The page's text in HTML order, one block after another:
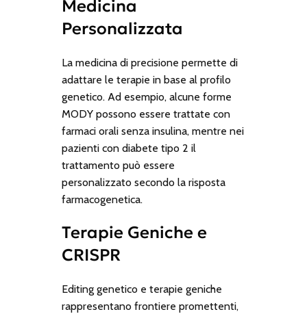
Medicina
Personalizzata
La medicina di precisione permette di
adattare le terapie in base al profilo
genetico. Ad esempio, alcune forme
MODY possono essere trattate con
farmaci orali senza insulina, mentre nei
pazienti con diabete tipo 2 il
trattamento può essere
personalizzato secondo la risposta
farmacogenetica.
Terapie Geniche e
CRISPR
Editing genetico e terapie geniche
rappresentano frontiere promettenti,